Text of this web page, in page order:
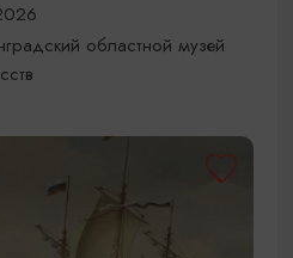
областной музей